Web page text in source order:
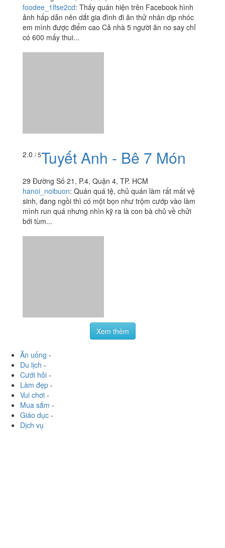
4.0 / 5Uchi Sushi
14 Đường Số 45, P. 6, Quận 4, TP. HCM
foodee_1lfse2cd:Thấy quán hiện trên Facebook hình
29 Đường Số 21, P.4, Quận 4, TP. HCM
hanoi_noibuon:Quán quá tệ, chủ quán làm rất mất vệ
sinh, đang ngồi thì có một bọn như trộm cướp vào làm
mình run quá nhưng nhìn kỹ ra là con bà chủ về chửi
bới tùm...
Dịch vụ